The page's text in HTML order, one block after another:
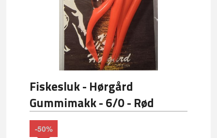
Fiskesluk - Hørgård
Gummimakk - 6/0 - Rød
-50%